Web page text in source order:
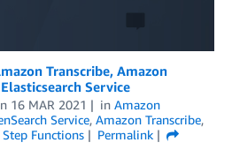
Transcribe, Amazon
Service
16 MAR 2021 in Amazon
Service, Amazon Transcribe,
Step Functions
Permalink